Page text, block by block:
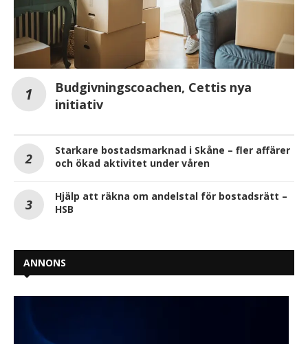
Budgivningscoachen, Cettis nya
initiativ
Starkare bostadsmarknad i Skåne – fler affärer
och ökad aktivitet under våren
Hjälp att räkna om andelstal för bostadsrätt –
HSB
ANNONS